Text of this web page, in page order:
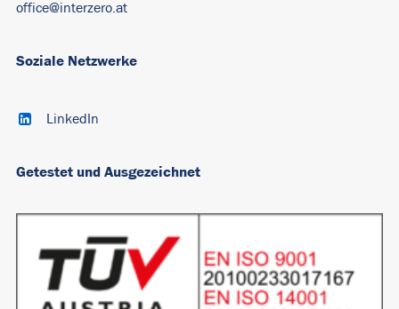
office@interzero.at
Soziale Netzwerke
LinkedIn
Getestet und Ausgezeichnet